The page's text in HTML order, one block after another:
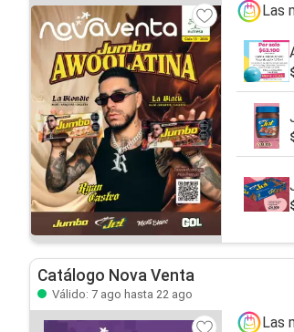
Las
Catálogo Nova Venta
Válido: 7 ago hasta 22 ago
Las